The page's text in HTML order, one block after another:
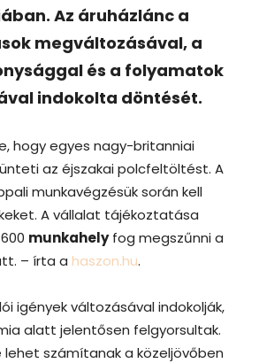
Az áruházlánc a
megváltozásával, a
és a folyamatok
indokolta döntését.
hogy egyes nagy-britanniai
az éjszakai polcfeltöltést. A
munkavégzésük során kell
A vállalat tájékoztatása
munkahelyfog megszűnni a
– írta a haszon.hu.
igények változásával indokolják,
alatt jelentősen felgyorsultak.
lehet számítanak a közeljövőben